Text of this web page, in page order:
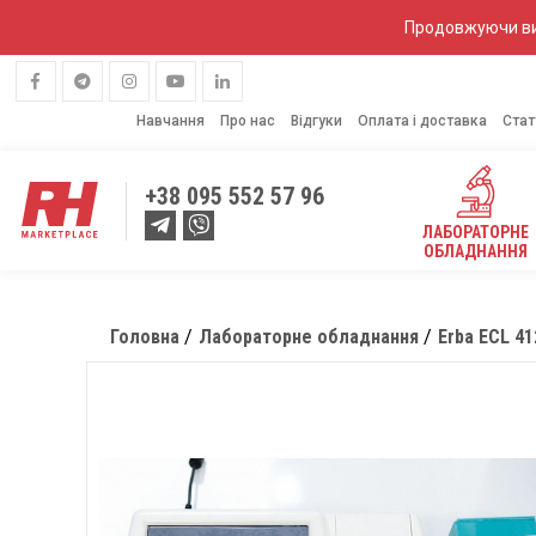
Продовжуючи
Навчання Про нас Відгуки Оплата і доставка
+38 095 552 57 96
ЛАБОРАТОРНЕ
ОБЛАДНАННЯ
Головна Лабораторне обладнання Erba ECL